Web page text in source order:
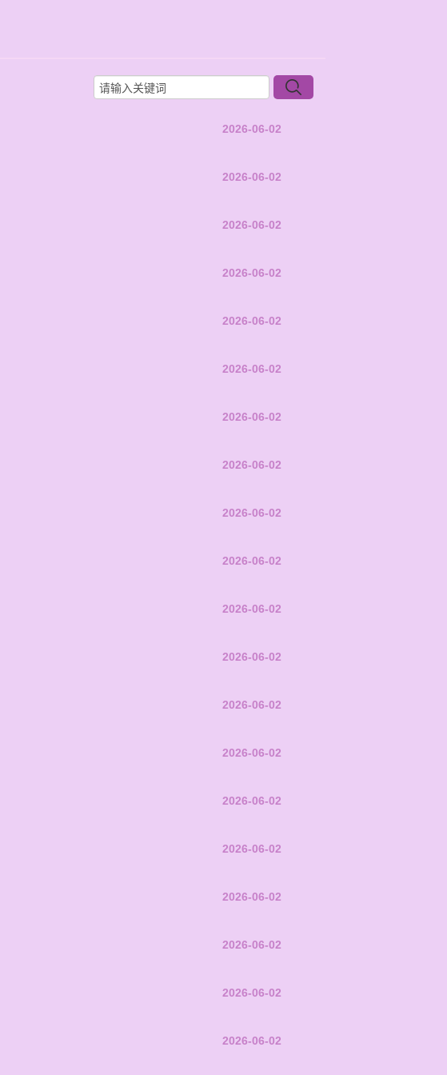
2026-06-02
2026-06-02
2026-06-02
2026-06-02
2026-06-02
2026-06-02
2026-06-02
2026-06-02
2026-06-02
2026-06-02
2026-06-02
2026-06-02
2026-06-02
2026-06-02
2026-06-02
2026-06-02
2026-06-02
2026-06-02
2026-06-02
2026-06-02